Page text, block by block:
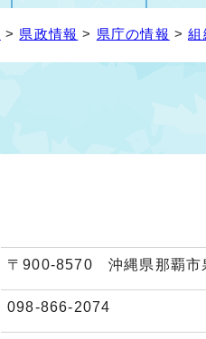
> 県政情報 > 県庁の情報 >組
〒900-8570 沖縄県那覇市
098-866-2074